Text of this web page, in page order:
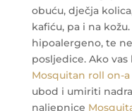
obuću, dječja
kafiću, pa i na
hipoalergeno, te
posljedice. Ako
Mosquitan roll on-a
ubod i umiriti
naljepnice